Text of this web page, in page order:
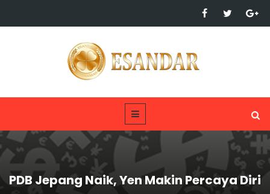
PDB Jepang Naik, Yen Makin Percaya Diri